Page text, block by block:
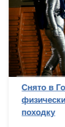
Снято в
походку